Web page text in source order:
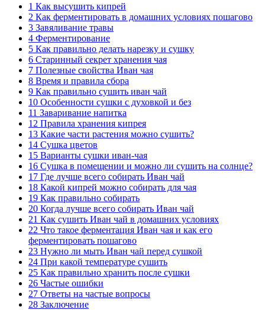
1 Как высушить кипрей
2 Как ферментировать в домашних условиях пошагово
3 Завяливание травы
4 Ферментирование
5 Как правильно делать нарезку и сушку
6 Старинный секрет хранения чая
7 Полезные свойства Иван чая
8 Время и правила сбора
9 Как правильно сушить иван чай
10 Особенности сушки с духовкой и без
11 Заваривание напитка
12 Правила хранения кипрея
13 Какие части растения можно сушить?
14 Сушка цветов
15 Варианты сушки иван-чая
16 Сушка в помещении и можно ли сушить на солнце?
17 Где лучше всего собирать Иван чай
18 Какой кипрей можно собирать для чая
19 Как правильно собирать
20 Когда лучше всего собирать Иван чай
21 Как сушить Иван чай в домашних условиях
22 Что такое ферментация Иван чая и как его
ферментировать пошагово
23 Нужно ли мыть Иван чай перед сушкой
24 При какой температуре сушить
25 Как правильно хранить после сушки
26 Частые ошибки
27 Ответы на частые вопросы
28 Заключение